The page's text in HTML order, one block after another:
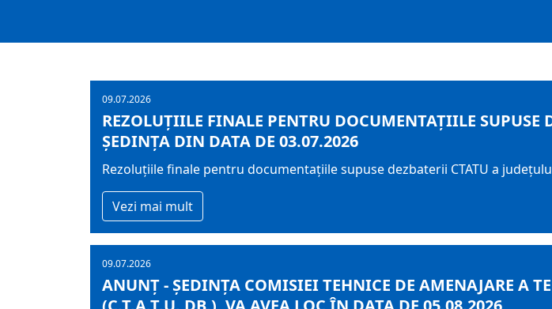
09.07.2026
REZOLUȚIILE FINALE PENTRU DOCUMENTAȚIILE
ȘEDINȚA DIN DATA DE 03.07.2026
Rezoluțiile finale pentru documentațiile supuse dezbaterii CTATU a
Vezi mai mult
09.07.2026
ANUNȚ - ȘEDINȚA COMISIEI TEHNICE DE AMENAJARE A